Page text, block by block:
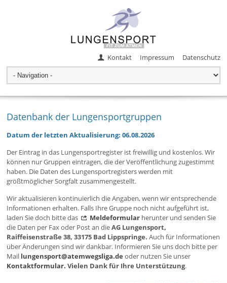
Kontakt Impressum Datenschutz
Datenbank der Lungensportgruppen
Datum der letzten Aktualisierung: 06.08.2026
Der Eintrag in das Lungensportregister ist freiwillig und kostenlos. Wir
können nur Gruppen eintragen, die der Veröffentlichung zugestimmt
haben. Die Daten des Lungensportregisters werden mit
größtmöglicher Sorgfalt zusammengestellt.
Wir aktualisieren kontinuierlich die Angaben, wenn wir entsprechende
Informationen erhalten. Falls Ihre Gruppe noch nicht aufgeführt ist,
laden Sie doch bitte das
Meldeformular herunter und senden Sie
die Daten per Fax oder Post an dieAG Lungensport,
Raiffeisenstraße 38, 33175 Bad Lippspringe. Auch für Informationen
über Änderungen sind wir dankbar. Informieren Sie uns doch bitte per
Mail lungensport@atemwegsliga.de oder nutzen Sie unser
Kontaktformular. Vielen Dank für Ihre Unterstützung.